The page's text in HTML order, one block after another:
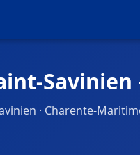
· Charente-